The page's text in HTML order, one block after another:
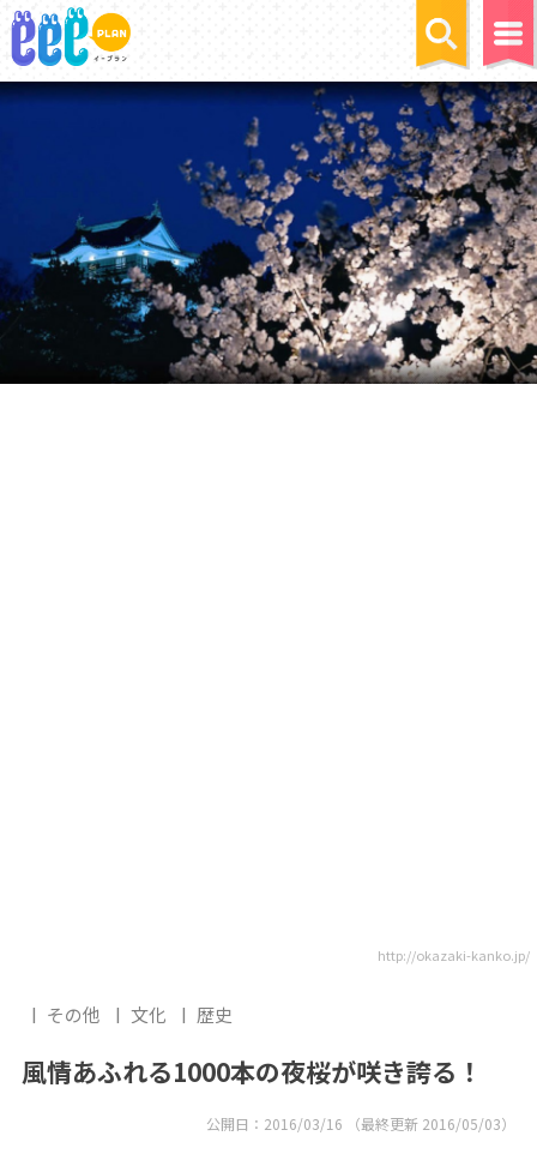
http://okazaki-kanko.jp/
その他 文化 歴史
風情あふれる1000本の夜桜が咲き誇る！
公開日： 2016/03/16 （最終更新 2016/05/03）